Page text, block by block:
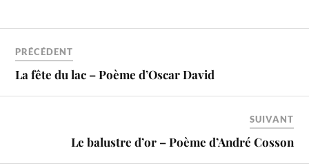
PRÉCÉDENT
La fête du lac – Poème d’Oscar David
SUIVANT
Le balustre d’or – Poème d’André Cosson